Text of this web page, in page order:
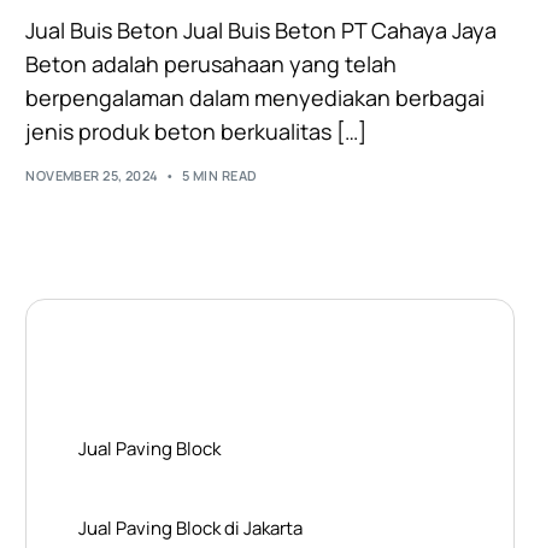
Jual Buis Beton Jual Buis Beton PT Cahaya Jaya
Beton adalah perusahaan yang telah
berpengalaman dalam menyediakan berbagai
jenis produk beton berkualitas […]
NOVEMBER 25, 2024 5 MIN READ
Jual Paving Block
Jual Paving Block di Jakarta